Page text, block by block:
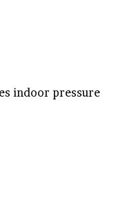
indoor pressure